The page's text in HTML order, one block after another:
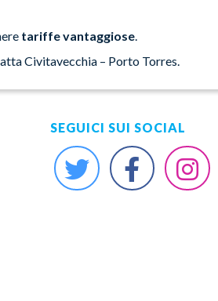
tariffe vantaggiose
Civitavecchia – Porto Torres.
SEGUICI SUI SOCIAL